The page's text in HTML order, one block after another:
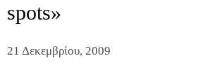
spots»
21 Δεκεμβρίου, 2009